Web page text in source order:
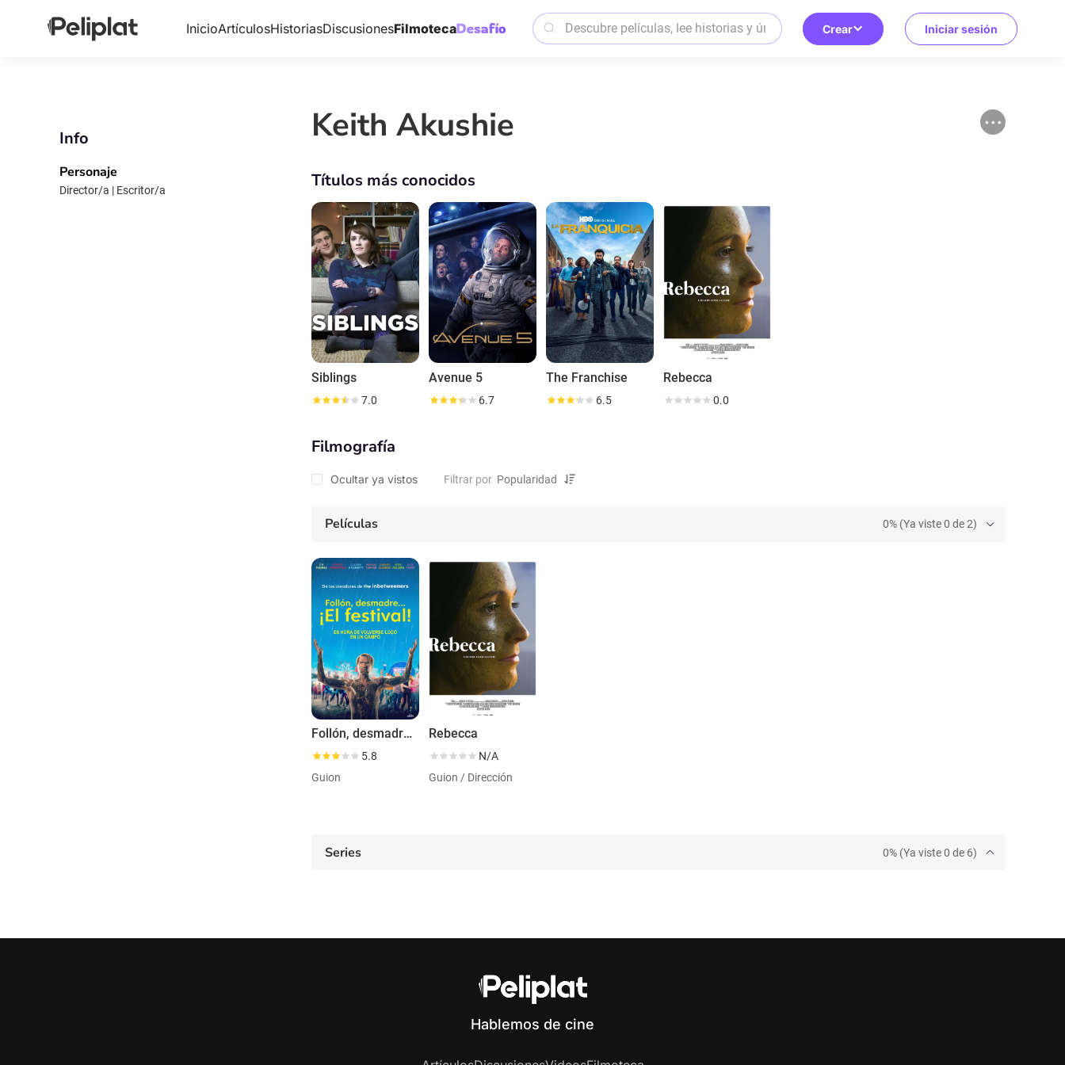
InicioArtículosHistoriasDiscusionesFilmoteca Crear Iniciar sesión
Info
Personaje
Director/a | Escritor/a
Keith Akushie
Títulos más conocidos
Siblings
7.0
Avenue 5
6.7
The Franchise
6.5
Rebecca
0.0
Filmografía
Ocultar ya vistos Filtrar por
Películas 0% (Ya viste 0 de 2)
Follón, desmadre... ¡El festival!
5.8
Guion
Rebecca
N/A
Guion / Dirección
Series 0% (Ya viste 0 de 6)
Hablemos de cine